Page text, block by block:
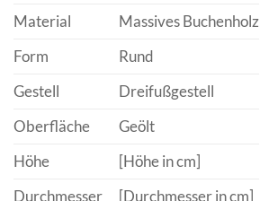
Material
Massives Buchenholz
Form
Rund
Gestell
Dreifußgestell
Oberfläche
Geölt
Höhe
[Höhe in cm]
Durchmesser
[Durchmesser in cm]